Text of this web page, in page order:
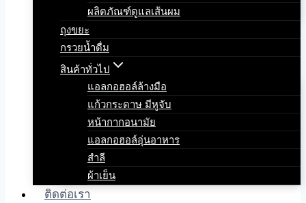
ผลิตภัณฑ์ดูแลเส้นผม
ถุงขยะ
กรวยน้ำดื่ม
สินค้าทั่วไป
แอลกอฮอล์ล้างมือ
แก้วกระดาษ มีหูจับ
หน้ากากอนามัย
แอลกอฮอล์อุ่นอาหาร
สำลี
ผ้าเย็น
ติดต่อเรา